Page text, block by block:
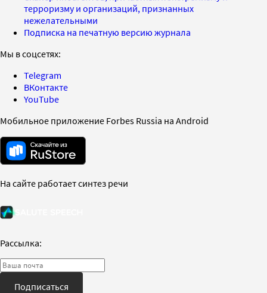
терроризму и организаций, признанных
нежелательными
Подписка на печатную версию журнала
Мы в соцсетях:
Telegram
ВКонтакте
YouTube
Мобильное приложение Forbes Russia на Android
На сайте работает синтез речи
Рассылка:
Подписаться